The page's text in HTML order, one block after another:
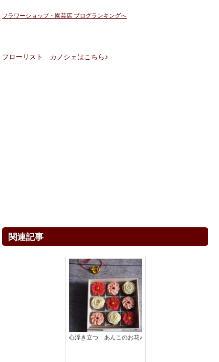
フラワーショップ・園芸店 ブログランキングへ
フローリスト カノシェはこちら♪
関連記事
心浮き立つ あんこのお花♪